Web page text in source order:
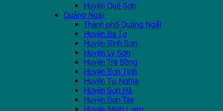
Huyện Quế Sơn
Quảng Ngãi
Thành phố Quảng Ngãi
Huyện Ba Tơ
Huyện Bình Sơn
Huyện Lý Sơn
Huyện Trà Bồng
Huyện Sơn Tịnh
Huyện Tư Nghĩa
Huyện Sơn Hà
Huyện Sơn Tây